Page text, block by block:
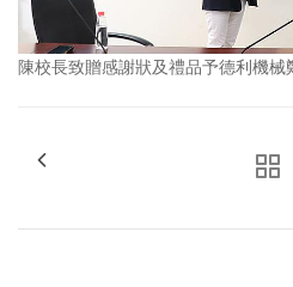
陳校長致贈感謝狀及禮品予德利機械